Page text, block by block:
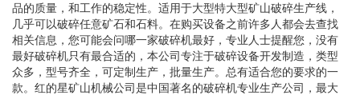
品的质量，和工作的稳定性。适用于大型特大型矿山破碎生产线，
几乎可以破碎任意矿石和石料。在购买设备之前许多人都会去查找
相关信息，您可能会问哪一家破碎机最好，专业人士提醒您，没有
最好破碎机只有最合适的，本公司专注于破碎设备开发制造，类型
众多，型号齐全，可定制生产，批量生产。总有适合您的要求的一
款。红的星矿山机械公司是中国著名的破碎机专业生产公司，最大